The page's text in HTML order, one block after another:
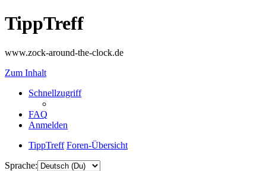
TippTreff
www.zock-around-the-clock.de
Zum Inhalt
Schnellzugriff
FAQ
Anmelden
TippTreff Foren-Übersicht
Sprache: